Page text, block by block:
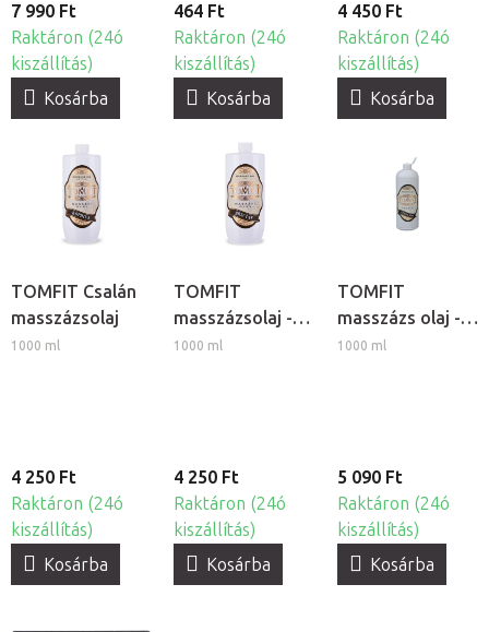
7 990 Ft
Raktáron (24ó
kiszállítás)
Kosárba
464 Ft
Raktáron (24ó
kiszállítás)
Kosárba
4 450 Ft
Raktáron (24ó
kiszállítás)
Kosárba
TOMFIT Csalán
masszázsolaj
1000 ml
4 250 Ft
Raktáron (24ó
kiszállítás)
Kosárba
TOMFIT
masszázsolaj -
Borostyán
1000 ml
4 250 Ft
Raktáron (24ó
kiszállítás)
Kosárba
TOMFIT
masszázs olaj -
csokoládé
1000 ml
5 090 Ft
Raktáron (24ó
kiszállítás)
Kosárba